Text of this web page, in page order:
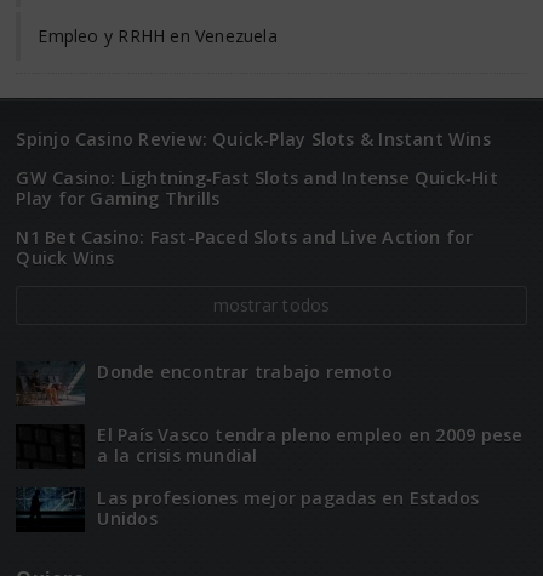
Empleo y RRHH en Venezuela
Spinjo Casino Review: Quick‑Play Slots & Instant Wins
GW Casino: Lightning‑Fast Slots and Intense Quick‑Hit
Play for Gaming Thrills
N1 Bet Casino: Fast-Paced Slots and Live Action for
Quick Wins
mostrar todos
Donde encontrar trabajo remoto
El Paí­­s Vasco tendra pleno empleo en 2009 pese
a la crisis mundial
Las profesiones mejor pagadas en Estados
Unidos